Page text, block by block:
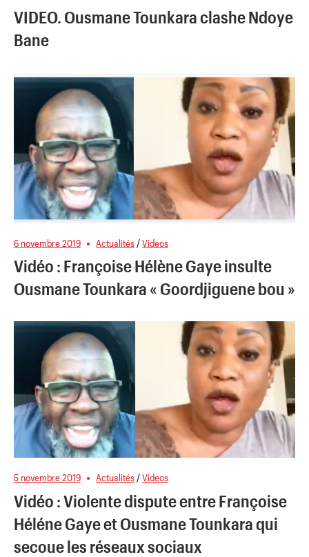
VIDEO. Ousmane Tounkara clashe Ndoye
Bane
6 novembre 2019 Actualités /Videos
Vidéo : Françoise Hélène Gaye insulte
Ousmane Tounkara « Goordjiguene bou »
5 novembre 2019 Actualités /Videos
Vidéo : Violente dispute entre Françoise
Héléne Gaye et Ousmane Tounkara qui
secoue les réseaux sociaux